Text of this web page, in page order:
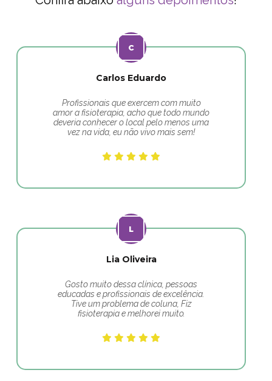
Carlos Eduardo
Profissionais que exercem com muito
amor a fisioterapia, acho que todo mundo
deveria conhecer o local pelo menos uma
vez na vida, eu não vivo mais sem!
Lia Oliveira
Gosto muito dessa clínica, pessoas
educadas e profissionais de excelência.
Tive um problema de coluna, Fiz
fisioterapia e melhorei muito.